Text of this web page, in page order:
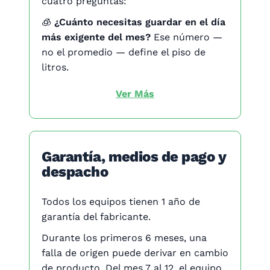
🧊​ ¿Cuánto necesitas guardar en el día
más exigente del mes? Ese número —
no el promedio — define el piso de
litros.
congeladoras de 100 litros
chica o el uso domiciliario. Los
modelos de 350 a 500 litros son para
negocios que entran y salen del freezer
varias veces al día. Lascongeladoras
grandesde 600 litros en adelante son
alto: distribuidores, supermercados,
cocinas de producción.
❄️¿Guardar o exhibir? Esta pregunta
separa la tapa durade la tapa de
Ver Más
garantía, medios de pago y
despacho
Todos los equipos tienen 1 año de
garantía del fabricante.
Durante los primeros 6 meses, una
falla de origen puede derivar en cambio
de producto. Del mes 7 al 12, el equipo